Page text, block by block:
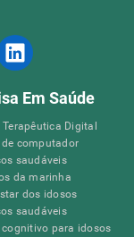
Em Saúde
Digital
computador
saudáveis
da marinha
dos idosos
saudáveis
para idosos